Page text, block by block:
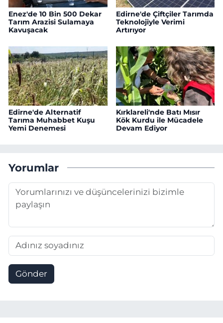
Enez'de 10 Bin 500 Dekar
Tarım Arazisi Sulamaya
Kavuşacak
Edirne'de Çiftçiler Tarımda
Teknolojiyle Verimi
Artırıyor
Edirne'de Alternatif
Tarıma Muhabbet Kuşu
Yemi Denemesi
Kırklareli'nde Batı Mısır
Kök Kurdu ile Mücadele
Devam Ediyor
Yorumlar
Gönder